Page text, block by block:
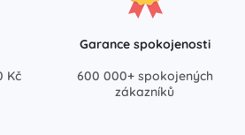
Kč
Garance spokojenosti
600 000+ spokojených
zákazníků